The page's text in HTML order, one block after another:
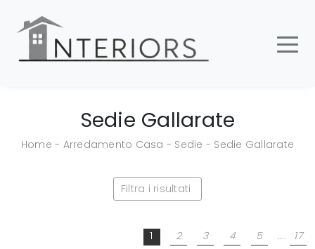
Sedie Gallarate
Home - Arredamento Casa - Sedie - Sedie Gallarate
Filtra i risultati
1 2 3 4 5 .... 17